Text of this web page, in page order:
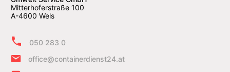
Mitterhoferstraße 100
A-4600 Wels
050 283 0
office@containerdienst24.at